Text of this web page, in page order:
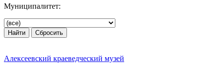
Муниципалитет:
Алексеевский краеведческий музей